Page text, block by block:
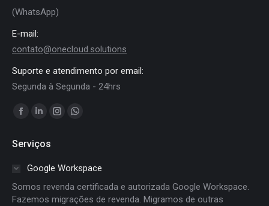
(WhatsApp)
E-mail:
contato@onecloud.solutions
Suporte e atendimento por email:
Segunda à Segunda - 24hrs
Encontre-nos em:
Facebook
opens
window
Linkedin
opens
in
window
Instagram
in
new
window
Whatsapp
in
window
Serviços
Google Workspace
Somos revenda certificada e autorizada Google Workspace.
Fazemos migrações de revenda. Migramos de outras